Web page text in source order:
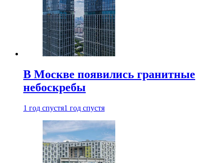
В Москве появились гранитные
небоскребы
1 год спустя1 год спустя